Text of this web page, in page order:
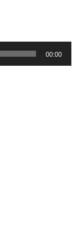
00:00